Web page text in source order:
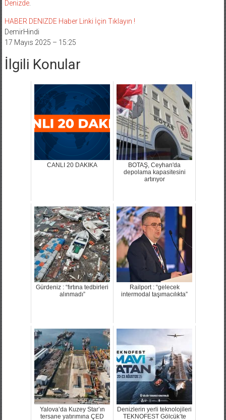
Denizde.
HABER DENIZDE Haber Linki İçin Tıklayın !
DemirHindi
17 Mayıs 2025 – 15:25
İlgili Konular
CANLI 20 DAKIKA
BOTAŞ, Ceyhan'da
depolama kapasitesini
artırıyor
Gürdeniz : “fırtına tedbirleri
alınmadı”
Railport : “gelecek
intermodal taşımacılıkta”
Yalova’da Kuzey Star’ın
tersane yatırımına ÇED
Denizlerin yerli teknolojileri
TEKNOFEST Gölcük’te